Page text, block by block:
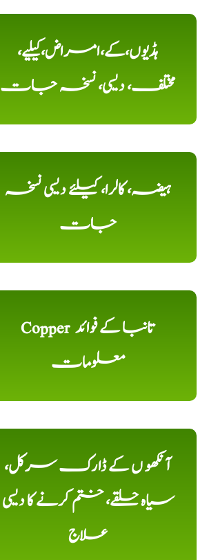
ہڈیوں،کے،امراض،کیلیے،
مختلف، دیسی، نسخہ جات
ہیضہ، کالرا، کیلئے دیسی نسخہ
جات
Copper تانبا کے فوائد
معلومات
آنکھو ں کے ڈارک سرکل،
سیاہ حلقے، ختم کرنے کا دیسی
علاج